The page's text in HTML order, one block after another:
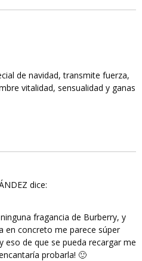
de navidad, transmite fuerza,
vitalidad, sensualidad y ganas
dice:
fragancia de Burberry, y
en concreto me parece súper
eso de que se pueda recargar me
probarla! 🙂